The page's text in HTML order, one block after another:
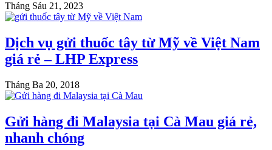
Tháng Sáu 21, 2023
Dịch vụ gửi thuốc tây từ Mỹ về Việt Nam
giá rẻ – LHP Express
Tháng Ba 20, 2018
Gửi hàng đi Malaysia tại Cà Mau giá rẻ,
nhanh chóng